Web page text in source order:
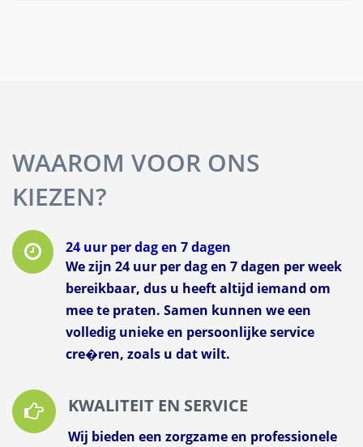
WAAROM VOOR ONS
KIEZEN?
24 uur per dag en 7 dagen
We zijn 24 uur per dag en 7 dagen per week
bereikbaar, dus u heeft altijd iemand om
mee te praten. Samen kunnen we een
volledig unieke en persoonlijke service
cre�ren, zoals u dat wilt.
KWALITEIT EN SERVICE
Wij bieden een zorgzame en professionele